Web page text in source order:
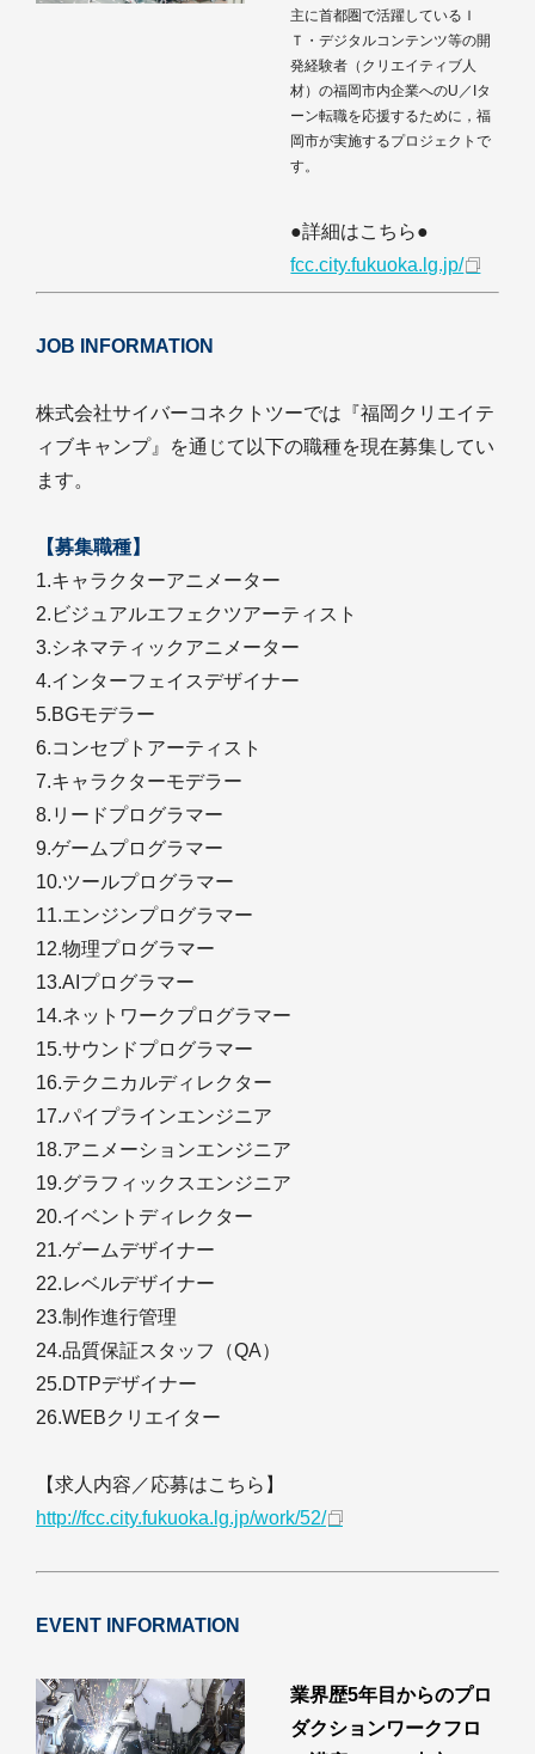
主に首都圏で活躍しているＩ
Ｔ・デジタルコンテンツ等の開
発経験者（クリエイティブ人
材）の福岡市内企業へのU／Iタ
ーン転職を応援するために，福
岡市が実施するプロジェクトで
す。
●詳細はこちら●
fcc.city.fukuoka.lg.jp/
JOB INFORMATION
株式会社サイバーコネクトツーでは『福岡クリエイテ
ィブキャンプ』を通じて以下の職種を現在募集してい
ます。
【募集職種】
1.キャラクターアニメーター
2.ビジュアルエフェクツアーティスト
3.シネマティックアニメーター
4.インターフェイスデザイナー
5.BGモデラー
6.コンセプトアーティスト
7.キャラクターモデラー
8.リードプログラマー
9.ゲームプログラマー
10.ツールプログラマー
11.エンジンプログラマー
12.物理プログラマー
13.AIプログラマー
14.ネットワークプログラマー
15.サウンドプログラマー
16.テクニカルディレクター
17.パイプラインエンジニア
18.アニメーションエンジニア
19.グラフィックスエンジニア
20.イベントディレクター
21.ゲームデザイナー
22.レベルデザイナー
23.制作進行管理
24.品質保証スタッフ（QA）
25.DTPデザイナー
26.WEBクリエイター
【求人内容／応募はこちら】
http://fcc.city.fukuoka.lg.jp/work/52/
EVENT INFORMATION
業界歴5年目からのプロ
ダクションワークフロ